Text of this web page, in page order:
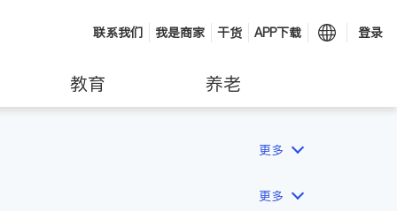
联系我们 我是商家 干货 APP下载 登录
教育 养老
更多
更多